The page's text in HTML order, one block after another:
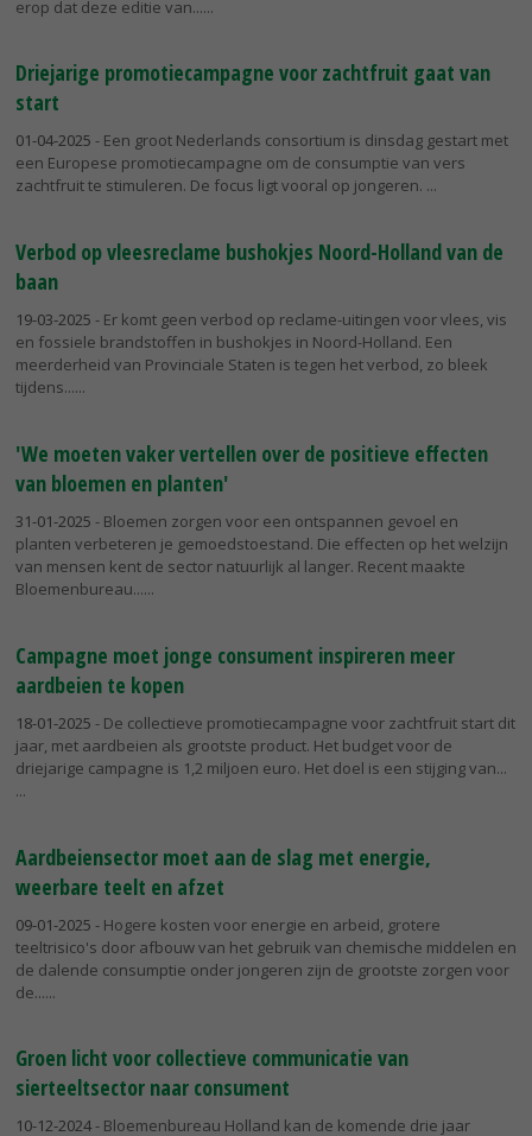
erop dat deze editie van...
Driejarige promotiecampagne voor zachtfruit gaat van
start
01-04-2025 - Een groot Nederlands consortium is dinsdag gestart met
een Europese promotiecampagne om de consumptie van vers
zachtfruit te stimuleren. De focus ligt vooral op jongeren.
Verbod op vleesreclame bushokjes Noord-Holland van de
baan
19-03-2025 - Er komt geen verbod op reclame-uitingen voor vlees, vis
en fossiele brandstoffen in bushokjes in Noord-Holland. Een
meerderheid van Provinciale Staten is tegen het verbod, zo bleek
tijdens...
'We moeten vaker vertellen over de positieve effecten
van bloemen en planten'
31-01-2025 - Bloemen zorgen voor een ontspannen gevoel en
planten verbeteren je gemoedstoestand. Die effecten op het welzijn
van mensen kent de sector natuurlijk al langer. Recent maakte
Bloemenbureau...
Campagne moet jonge consument inspireren meer
aardbeien te kopen
18-01-2025 - De collectieve promotiecampagne voor zachtfruit start dit
jaar, met aardbeien als grootste product. Het budget voor de
driejarige campagne is 1,2 miljoen euro. Het doel is een stijging van...
Aardbeiensector moet aan de slag met energie,
weerbare teelt en afzet
09-01-2025 - Hogere kosten voor energie en arbeid, grotere
teeltrisico's door afbouw van het gebruik van chemische middelen en
de dalende consumptie onder jongeren zijn de grootste zorgen voor
de...
Groen licht voor collectieve communicatie van
sierteeltsector naar consument
10-12-2024- Bloemenbureau Holland kan de komende drie jaar